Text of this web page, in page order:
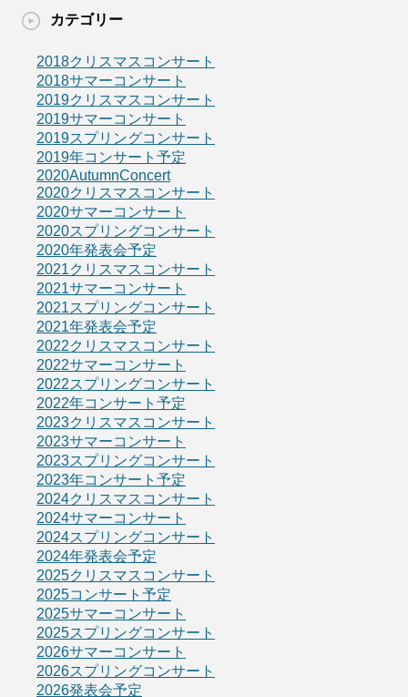
カテゴリー
2018クリスマスコンサート
2018サマーコンサート
2019クリスマスコンサート
2019サマーコンサート
2019スプリングコンサート
2019年コンサート予定
2020AutumnConcert
2020クリスマスコンサート
2020サマーコンサート
2020スプリングコンサート
2020年発表会予定
2021クリスマスコンサート
2021サマーコンサート
2021スプリングコンサート
2021年発表会予定
2022クリスマスコンサート
2022サマーコンサート
2022スプリングコンサート
2022年コンサート予定
2023クリスマスコンサート
2023サマーコンサート
2023スプリングコンサート
2023年コンサート予定
2024クリスマスコンサート
2024サマーコンサート
2024スプリングコンサート
2024年発表会予定
2025クリスマスコンサート
2025コンサート予定
2025サマーコンサート
2025スプリングコンサート
2026サマーコンサート
2026スプリングコンサート
2026発表会予定